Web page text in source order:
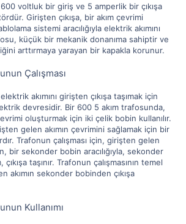
voltluk bir giriş ve 5 amperlik bir çıkışa
Girişten çıkışa, bir akım çevrimi
sistemi aracılığıyla elektrik akımını
küçük bir mekanik donanıma sahiptir ve
arttırmaya yarayan bir kapakla korunur.
Çalışması
akımını girişten çıkışa taşımak için
devresidir. Bir 600 5 akım trafosunda,
oluşturmak için iki çelik bobin kullanılır.
gelen akımın çevrimini sağlamak için bir
Trafonun çalışması için, girişten gelen
bir sekonder bobin aracılığıyla, sekonder
taşınır. Trafonun çalışmasının temel
akımın sekonder bobinden çıkışa
Kullanımı